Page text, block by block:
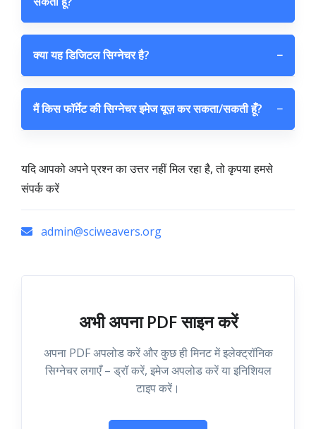
क्या यह डिजिटल सिग्नेचर है? −
मैं किस फॉर्मेट की सिग्नेचर इमेज यूज़ कर सकता/सकती हूँ? −
यदि आपको अपने प्रश्न का उत्तर नहीं मिल रहा है, तो कृपया हमसे
संपर्क करें
admin@sciweavers.org
अभी अपना PDF साइन करें
अपना PDF अपलोड करें और कुछ ही मिनट में इलेक्ट्रॉनिक
सिग्नेचर लगाएँ – ड्रॉ करें, इमेज अपलोड करें या इनिशियल
टाइप करें।